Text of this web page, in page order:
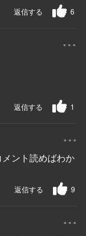
6
返信する
...
1
返信する
...
ント読めばわか
9
返信する
...